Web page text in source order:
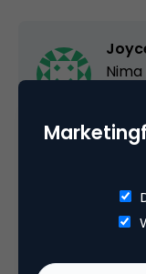
Love to use
a better world.
plant based
Developing
Foundation in
for marketing